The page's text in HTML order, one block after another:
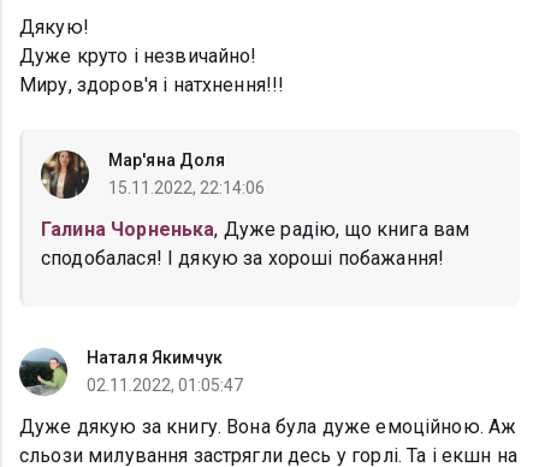
Дякую!
Дуже круто і незвичайно!
Миру, здоров'я і натхнення!!!
Мар'яна Доля
15.11.2022, 22:14:06
Галина Чорненька, Дуже радію, що книга вам
сподобалася! І дякую за хороші побажання!
Наталя Якимчук
02.11.2022, 01:05:47
Дуже дякую за книгу. Вона була дуже емоційною. Аж
сльози милування застрягли десь у горлі. Та і екшн на